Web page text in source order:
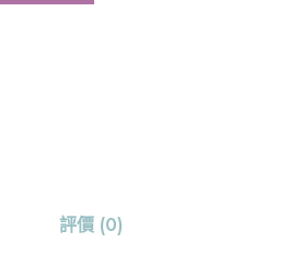
評價 (0)